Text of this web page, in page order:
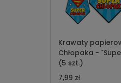
Krawaty
Chłopaka -
(5 szt.)
7,99 zł